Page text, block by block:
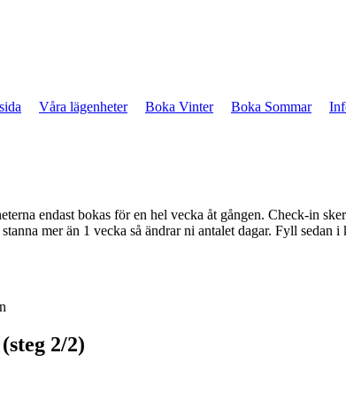
Våra lägenheter Boka Vinter Boka Sommar
endast bokas för en hel vecka åt gången. Check-in
mer än 1 vecka så ändrar ni antalet dagar. Fyll
2/2)